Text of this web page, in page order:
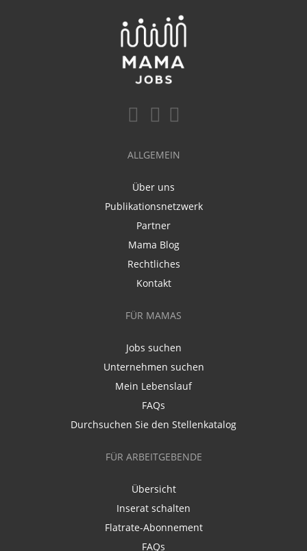
ALLGEMEIN
Über uns
Publikationsnetzwerk
Partner
Mama Blog
Rechtliches
Kontakt
FÜR MAMAS
Jobs suchen
Unternehmen suchen
Mein Lebenslauf
FAQs
Durchsuchen Sie den Stellenkatalog
FÜR ARBEITGEBENDE
Übersicht
Inserat schalten
Flatrate-Abonnement
FAQs